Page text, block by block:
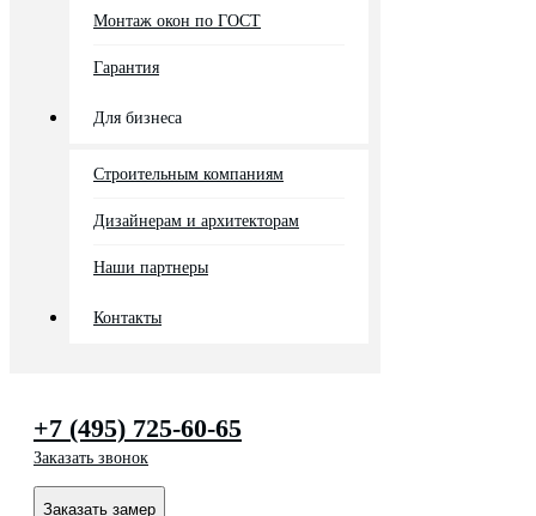
Монтаж окон по ГОСТ
Гарантия
Для бизнеса
Строительным компаниям
Дизайнерам и архитекторам
Наши партнеры
Контакты
+7 (495) 725-60-65
Заказать звонок
Заказать замер